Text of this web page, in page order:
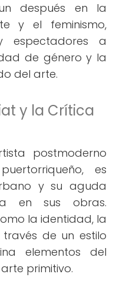
después en la
y el feminismo,
espectadores a
de género y la
del arte.
y la Crítica
postmoderno
es
y su aguda
en sus obras.
la identidad, la
de un estilo
elementos del
primitivo.